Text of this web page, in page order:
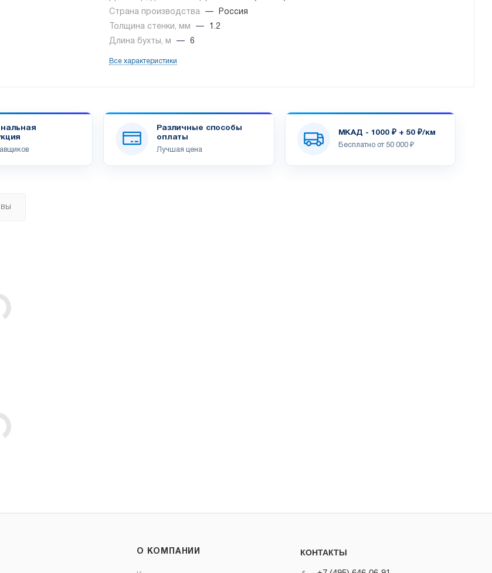
Страна производства
—
Россия
Толщина стенки, мм
—
1.2
Длина бухты, м
— 6
Все характеристики
Различные способы
оплаты
Лучшая цена
МКАД - 1000 ₽ + 50 ₽/км
Бесплатно от 50 000 ₽
О КОМПАНИИ КОНТАКТЫ